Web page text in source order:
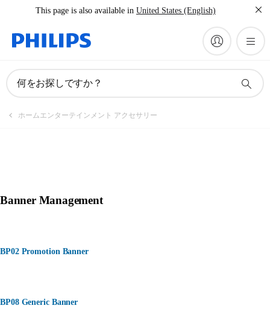
This page is also available in United States (English)
何をお探しですか？
ホームエンターテインメント アクセサリー
Banner Management
BP02 Promotion Banner
BP08 Generic Banner